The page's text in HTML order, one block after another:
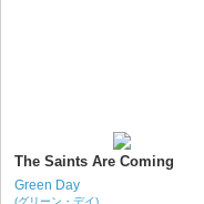
The Saints Are Coming
Green Day
(グリーン・デイ)